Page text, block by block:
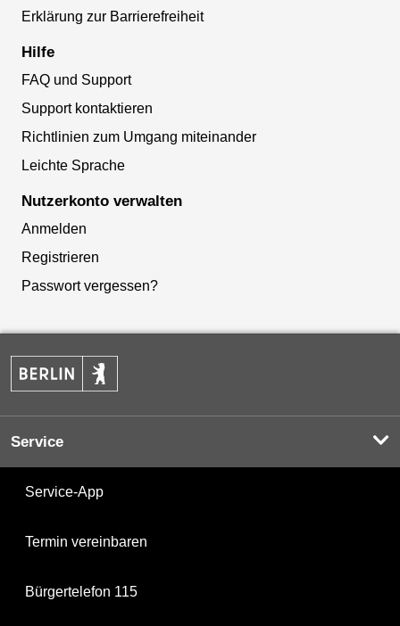
Erklärung zur Barrierefreiheit
Hilfe
FAQ und Support
Support kontaktieren
Richtlinien zum Umgang miteinander
Leichte Sprache
Nutzerkonto verwalten
Anmelden
Registrieren
Passwort vergessen?
Service
Service-App
Termin vereinbaren
Bürgertelefon 115